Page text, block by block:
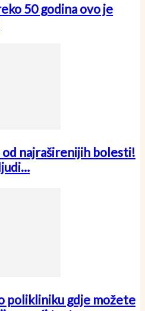
50 godina ovo je
od najraširenijih bolesti!
polikliniku gdje možete